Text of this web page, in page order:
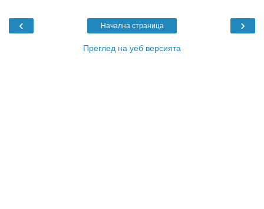
‹ ›
Начална страница
Преглед на уеб версията